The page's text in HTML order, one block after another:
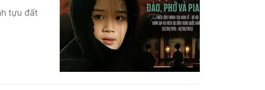
tựu đất